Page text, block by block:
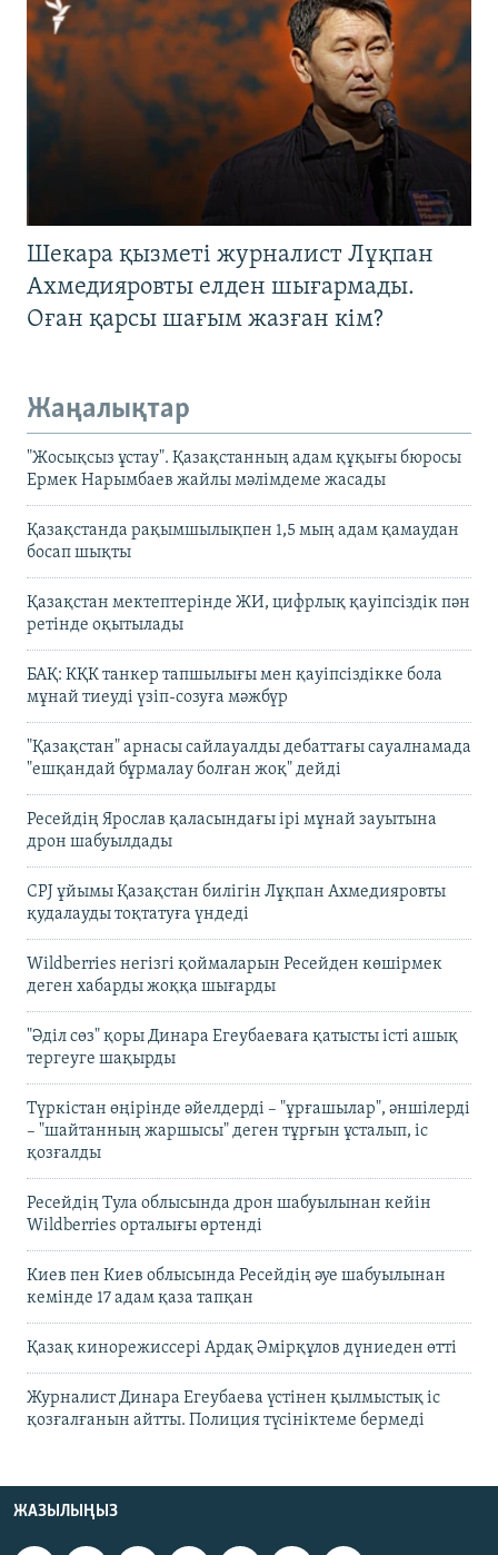
Шекара қызметі журналист Лұқпан
Ахмедияровты елден шығармады.
Оған қарсы шағым жазған кім?
Жаңалықтар
"Жосықсыз ұстау". Қазақстанның адам құқығы бюросы
Ермек Нарымбаев жайлы мәлімдеме жасады
Қазақстанда рақымшылықпен 1,5 мың адам қамаудан
босап шықты
Қазақстан мектептерінде ЖИ, цифрлық қауіпсіздік пән
ретінде оқытылады
БАҚ: КҚК танкер тапшылығы мен қауіпсіздікке бола
мұнай тиеуді үзіп-созуға мәжбүр
"Қазақстан" арнасы сайлауалды дебаттағы сауалнамада
"ешқандай бұрмалау болған жоқ" дейді
Ресейдің Ярослав қаласындағы ірі мұнай зауытына
дрон шабуылдады
CPJ ұйымы Қазақстан билігін Лұқпан Ахмедияровты
қудалауды тоқтатуға үндеді
Wildberries негізгі қоймаларын Ресейден көшірмек
деген хабарды жоққа шығарды
"Әділ сөз" қоры Динара Егеубаеваға қатысты істі ашық
тергеуге шақырды
Түркістан өңірінде әйелдерді – "ұрғашылар", әншілерді
– "шайтанның жаршысы" деген тұрғын ұсталып, іс
қозғалды
Ресейдің Тула облысында дрон шабуылынан кейін
Wildberries орталығы өртенді
Киев пен Киев облысында Ресейдің әуе шабуылынан
кемінде 17 адам қаза тапқан
Қазақ кинорежиссері Ардақ Әмірқұлов дүниеден өтті
Журналист Динара Егеубаева үстінен қылмыстық іс
қозғалғанын айтты. Полиция түсініктеме бермеді
ЖАЗЫЛЫҢЫЗ